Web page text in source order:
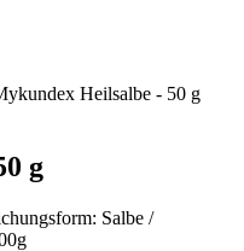
Heilsalbe - 50 g
g
Salbe /